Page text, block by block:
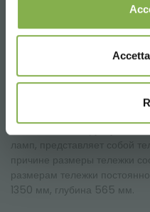
пекинская капуста, листовая
зелень репы, кресс-салат,
татсой
Cucurbitaceae - дыня,
пшеница, кукуруза, ячмень,
ламп, представляет собой
причине размеры тележки
размерам тележки
1350 мм, глубина 565 мм.